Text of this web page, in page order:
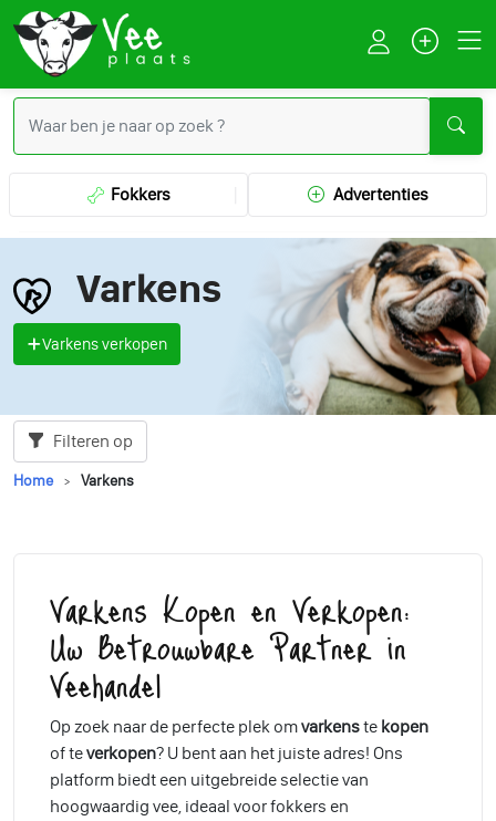
Fokkers Advertenties
Varkens
Varkens verkopen
Filteren op
Home Varkens
Varkens Kopen en Verkopen:
Uw Betrouwbare Partner in
Veehandel
Op zoek naar de perfecte plek omvarkenste kopen
of teverkopen? U bent aan het juiste adres! Ons
platform biedt een uitgebreide selectie van
hoogwaardig vee, ideaal voor fokkers en